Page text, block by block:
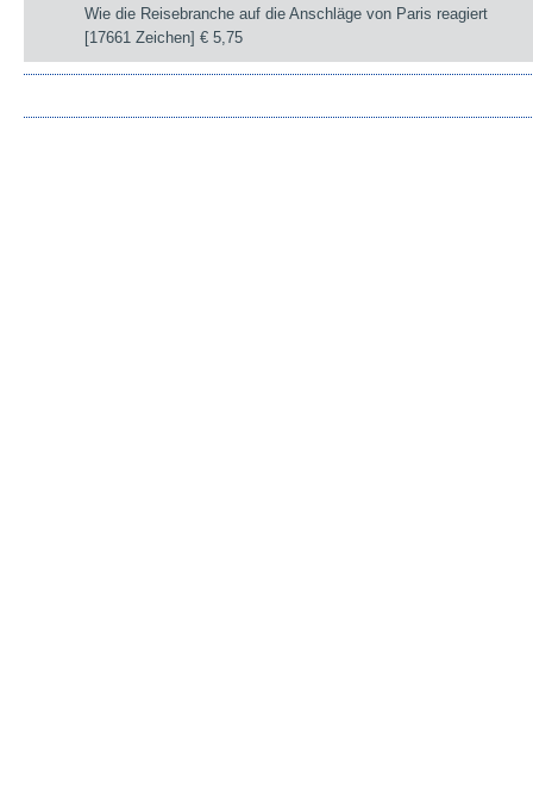
Wie die Reisebranche auf die Anschläge von Paris reagiert
[17661 Zeichen]€ 5,75